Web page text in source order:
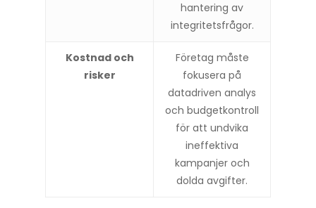
hantering av
integritetsfrågor.
Kostnad och
risker
Företag måste
fokusera på
datadriven analys
och budgetkontroll
för att undvika
ineffektiva
kampanjer och
dolda avgifter.